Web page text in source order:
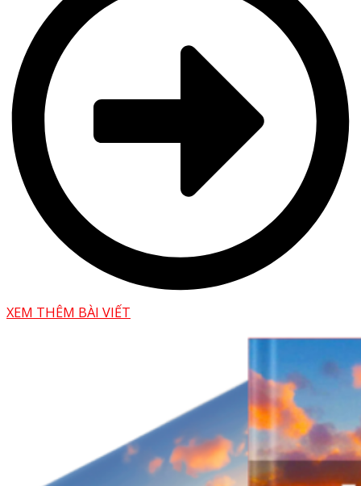
XEM THÊM BÀI VIẾT